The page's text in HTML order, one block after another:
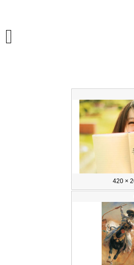
420 ×